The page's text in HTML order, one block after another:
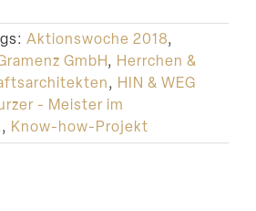
Suche
Aktionswoche 2018,
GmbH, Herrchen &
, HIN & WEG
- Meister im
, Know-how-Projekt